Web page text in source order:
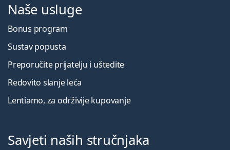
Naše usluge
Bonus program
Sustav popusta
Preporučite prijatelju i uštedite
Redovito slanje leća
Lentiamo, za održivije kupovanje
Savjeti naših stručnjaka